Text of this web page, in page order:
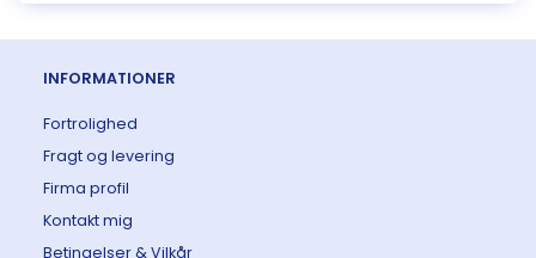
INFORMATIONER
Fortrolighed
Fragt og levering
Firma profil
Kontakt mig
Betingelser & Vilkår